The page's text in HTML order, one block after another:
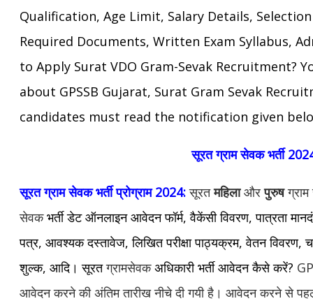
Qualification, Age Limit, Salary Details,
Required Documents, Written Exam Syllabus,
to Apply Surat VDO Gram-Sevak Recruitment?
about GPSSB Gujarat, Surat Gram Sevak
candidates must read the notification given
सूरत ग्राम सेवक भर्ती
सूरतग्राम सेवकभर्ती प्रोग्राम2024:सूरत महिलाऔरपुरुष
सेवकभर्ती डेट ऑनलाइन आवेदन फॉर्म, वैकेंसी विवरण, पात्रता
पत्र, आवश्यक दस्तावेज, लिखित परीक्षा पाठ्यक्रम, वेतन विवरण,
शुल्क, आदि। सूरत ग्रामसेवकअधिकारी भर्ती आवेदन कैसे करें?
आवेदन करने की अंतिम तारीख नीचे दी गयी है। आवेदन करने से पहले